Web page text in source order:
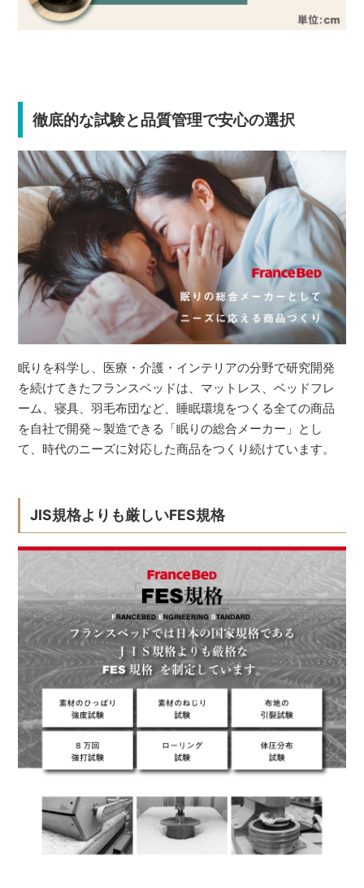
徹底的な試験と品質管理で安心の選択
眠りを科学し、医療・介護・インテリアの分野で研究開発
を続けてきたフランスベッドは、マットレス、ベッドフレ
ーム、寝具、羽毛布団など、睡眠環境をつくる全ての商品
を自社で開発～製造できる「眠りの総合メーカー」とし
て、時代のニーズに対応した商品をつくり続けています。
JIS規格よりも厳しいFES規格